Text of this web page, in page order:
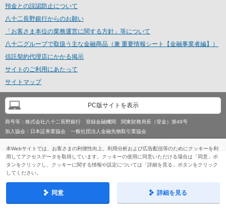
預金との誤認防止について
八十二長野銀行からのお願い
「お客さま本位の業務運営に関する方針」等について
八十二グループで取扱う主な金融商品（兼 重要情報シート【金融事業者編】）
信託契約代理店にかかる掲示
サイトのご利用にあたって
サイトマップ
PC版サイトを表示
商号等： 株式会社八十二長野銀行 登録金融機関 関東財務局長（登金）第49号
加入協会： 日本証券業協会 一般社団法人金融先物取引業協会
本Webサイトでは、お客さまの利便性向上、利用分析および広告配信等のためにクッキーを利
用してアクセスデータを取得しています。クッキーの使用に同意いただける場合は「同意」ボ
タンをクリックし、クッキーに関する情報や設定については「詳細を見る」ボタンをクリック
してください。
同意 詳細を見る